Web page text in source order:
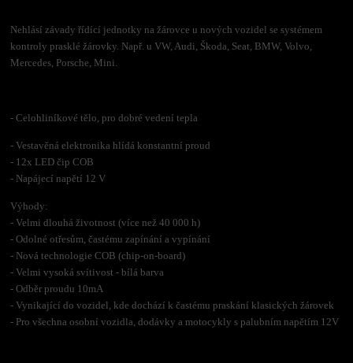
Nehlásí závady řídící jednotky na žárovce u nových vozidel se systémem
kontroly prasklé žárovky. Např. u VW, Audi, Škoda, Seat, BMW, Volvo,
Mercedes, Porsche, Mini.
- Celohliníkové tělo, pro dobré vedení tepla
- Vestavěná elektronika hlídá konstantní proud
- 12x LED čip COB
- Napájecí napětí 12 V
Výhody:
- Velmi dlouhá životnost (více než 40 000 h)
- Odolné otřesům, častému zapínání a vypínání
- Nová technologie COB (chip-on-board)
- Velmi vysoká svítivost- bílá barva
- Odběr proudu 10mA
- Vynikající do vozidel, kde dochází k častému praskání klasických žárovek
- Pro všechna osobní vozidla, dodávky a motocykly s palubním napětím 12V